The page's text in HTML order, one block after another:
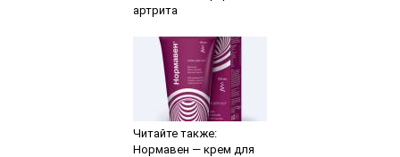
артрита
Читайте также:
Нормавен ― крем для